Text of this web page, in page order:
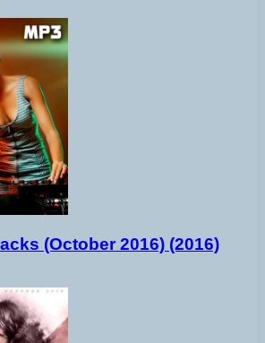
(October 2016) (2016)